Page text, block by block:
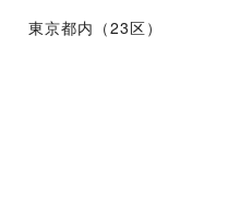
東京都内（23区）